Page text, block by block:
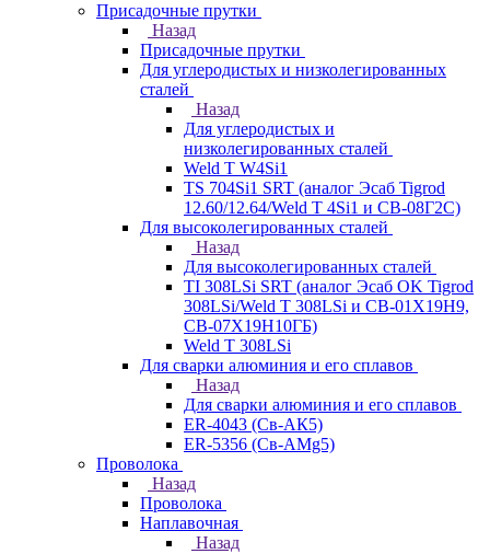
Присадочные прутки
Назад
Присадочные прутки
Для углеродистых и низколегированных
сталей
Назад
Для углеродистых и
низколегированных сталей
Weld T W4Si1
TS 704Si1 SRT (аналог Эсаб Tigrod
12.60/12.64/Weld T 4Si1 и СВ-08Г2С)
Для высоколегированных сталей
Назад
Для высоколегированных сталей
TI 308LSi SRT (аналог Эсаб OK Tigrod
308LSi/Weld T 308LSi и СВ-01Х19Н9,
СВ-07Х19Н10ГБ)
Weld T 308LSi
Для сварки алюминия и его сплавов
Назад
Для сварки алюминия и его сплавов
ER-4043 (Св-АК5)
ER-5356 (Св-АМg5)
Проволока
Назад
Проволока
Наплавочная
Назад